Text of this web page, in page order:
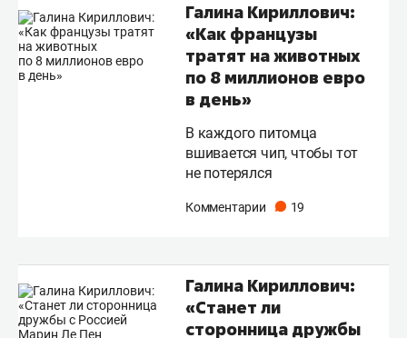
Галина Кириллович:
«Как французы
тратят на животных
по 8 миллионов евро
в день»
В каждого питомца
вшивается чип, чтобы тот
не потерялся
Комментарии 19
Галина Кириллович:
«Станет ли
сторонница дружбы